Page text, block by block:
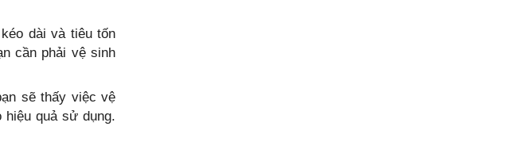
dài và tiêu tốn
cần phải vệ sinh
sẽ thấy việc vệ
hiệu quả sử dụng.